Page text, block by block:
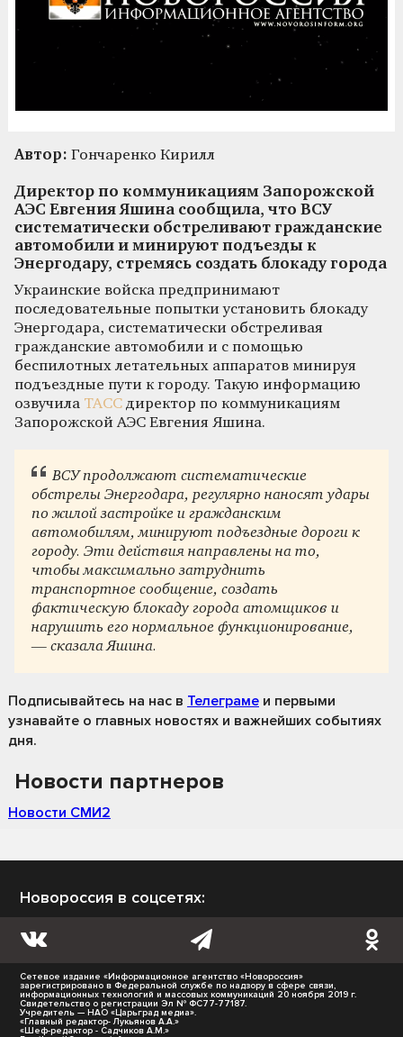
Автор: Гончаренко Кирилл
Директор по коммуникациям Запорожской
АЭС Евгения Яшина сообщила, что ВСУ
систематически обстреливают гражданские
автомобили и минируют подъезды к
Энергодару, стремясь создать блокаду города
Украинские войска предпринимают
последовательные попытки установить блокаду
Энергодара, систематически обстреливая
гражданские автомобили и с помощью
беспилотных летательных аппаратов минируя
подъездные пути к городу. Такую информацию
озвучила ТАСС директор по коммуникациям
Запорожской АЭС Евгения Яшина.
ВСУ продолжают систематические
обстрелы Энергодара, регулярно наносят удары
по жилой застройке и гражданским
автомобилям, минируют подъездные дороги к
городу. Эти действия направлены на то,
чтобы максимально затруднить
транспортное сообщение, создать
фактическую блокаду города атомщиков и
нарушить его нормальное функционирование,
— сказала Яшина.
Подписывайтесь на нас в Телеграме и первыми
узнавайте о главных новостях и важнейших событиях
дня.
Новости партнеров
Новости СМИ2
Новороссия в соцсетях:
Сетевое издание «Информационное агентство «Новороссия»
зарегистрировано в Федеральной службе по надзору в сфере связи,
информационных технологий и массовых коммуникаций 20 ноября 2019 г.
Свидетельство о регистрации Эл № ФС77-77187.
Учредитель — НАО «Царьград медиа».
«Главный редактор- Лукьянов А.А.»
«Шеф-редактор - Садчиков А.М.»